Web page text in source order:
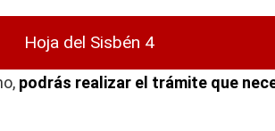
Hoja del Sisbén 4
podrás realizar el trámite que